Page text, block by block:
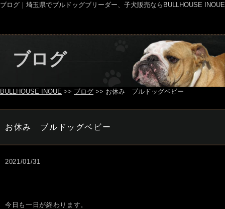
ブログ｜埼玉県でブルドッグブリーダー、子犬販売ならBULLHOUSE INOUE
ブログ
BULLHOUSE INOUE >> ブログ >> お休み ブルドッグベビー
お休み ブルドッグベビー
2021/01/31
今日も一日が終わります。